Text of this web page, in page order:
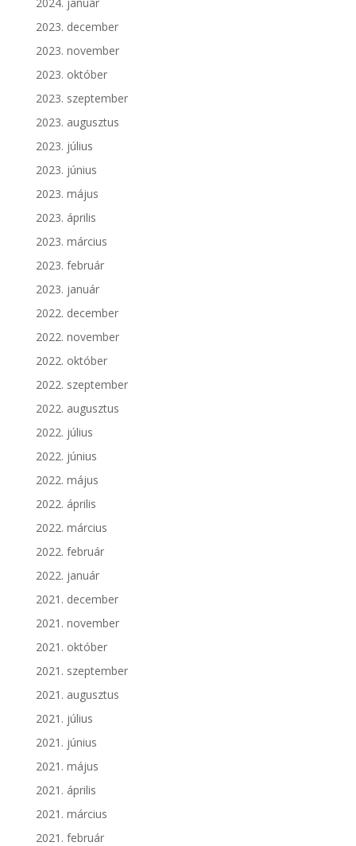
2024. január
2023. december
2023. november
2023. október
2023. szeptember
2023. augusztus
2023. július
2023. június
2023. május
2023. április
2023. március
2023. február
2023. január
2022. december
2022. november
2022. október
2022. szeptember
2022. augusztus
2022. július
2022. június
2022. május
2022. április
2022. március
2022. február
2022. január
2021. december
2021. november
2021. október
2021. szeptember
2021. augusztus
2021. július
2021. június
2021. május
2021. április
2021. március
2021. február